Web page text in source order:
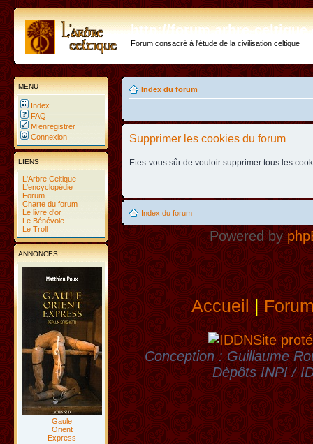
http://forum.arbre-
Forum consacré à l'étude de la civilisation celtique
MENU
Index
FAQ
M’enregistrer
Connexion
LIENS
L'Arbre Celtique
L'encyclopédie
Forum
Charte du forum
Le livre d'or
Le Bénévole
Le Troll
ANNONCES
Gaule
Orient
Express
Index du forum
Supprimer les cookies du forum
Etes-vous sûr de vouloir supprimer tous les
Index du forum
Powered by
Accueil|
Site
Conception : Guillaume
Dèpôts INPI /